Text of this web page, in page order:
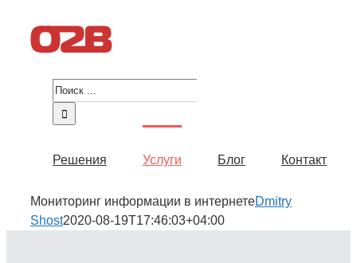
content
Результат
поиска:
Решения Услуги Блог Контакт
Мониторинг информации в интернетеDmitry
Shost2020-08-19T17:46:03+04:00